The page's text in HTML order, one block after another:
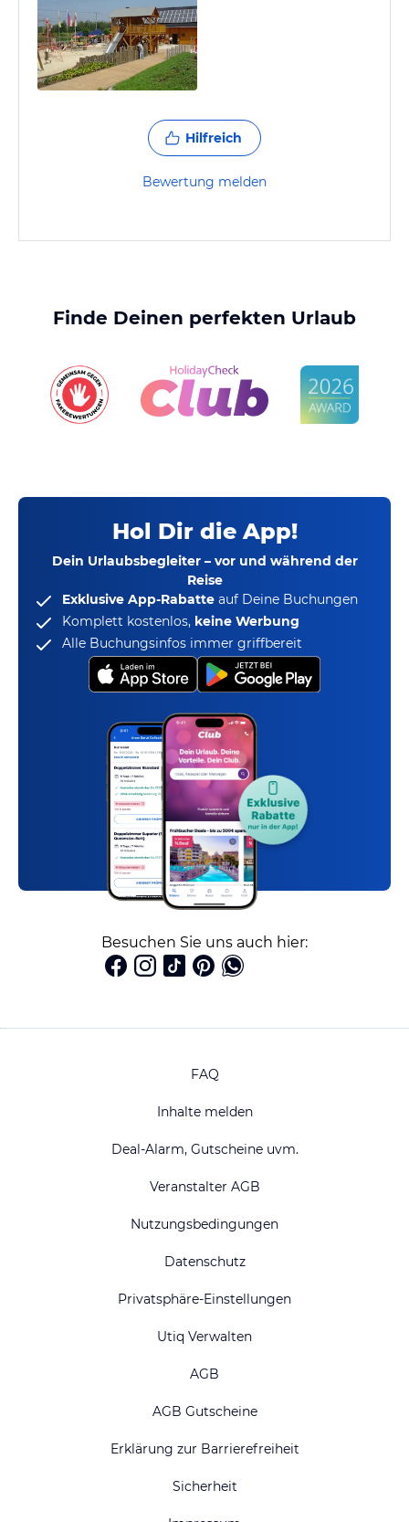
Hilfreich
Bewertung melden
Finde Deinen perfekten Urlaub
Hol Dir die App!
Dein Urlaubsbegleiter – vor und während der
Reise
Exklusive App-Rabatte auf Deine Buchungen
Komplett kostenlos, keine Werbung
Alle Buchungsinfos immer griffbereit
Besuchen Sie uns auch hier:
FAQ
Inhalte melden
Deal-Alarm, Gutscheine uvm.
Veranstalter AGB
Nutzungsbedingungen
Datenschutz
Privatsphäre-Einstellungen
Utiq Verwalten
AGB
AGB Gutscheine
Erklärung zur Barrierefreiheit
Sicherheit